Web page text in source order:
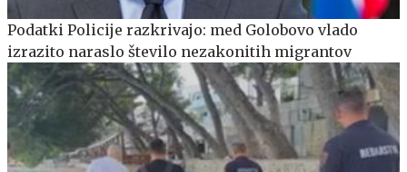
Podatki Policije razkrivajo: med Golobovo vlado
izrazito naraslo število nezakonitih migrantov